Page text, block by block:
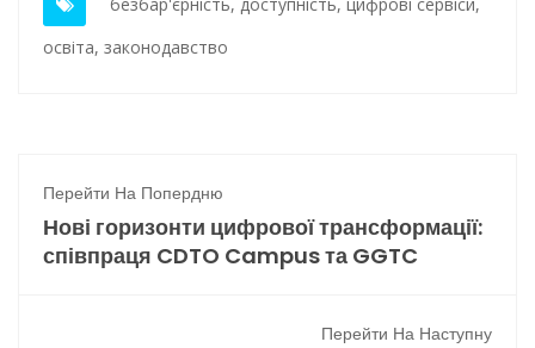
освіта, законодавство
Перейти На Попердню
Нові горизонти цифрової трансформації:
співпраця CDTO Campus та GGTC
Перейти На Наступну